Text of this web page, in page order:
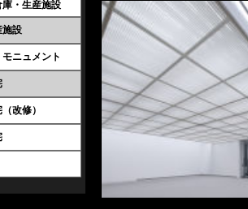
・生産施設
施設
ニュメント
改修）